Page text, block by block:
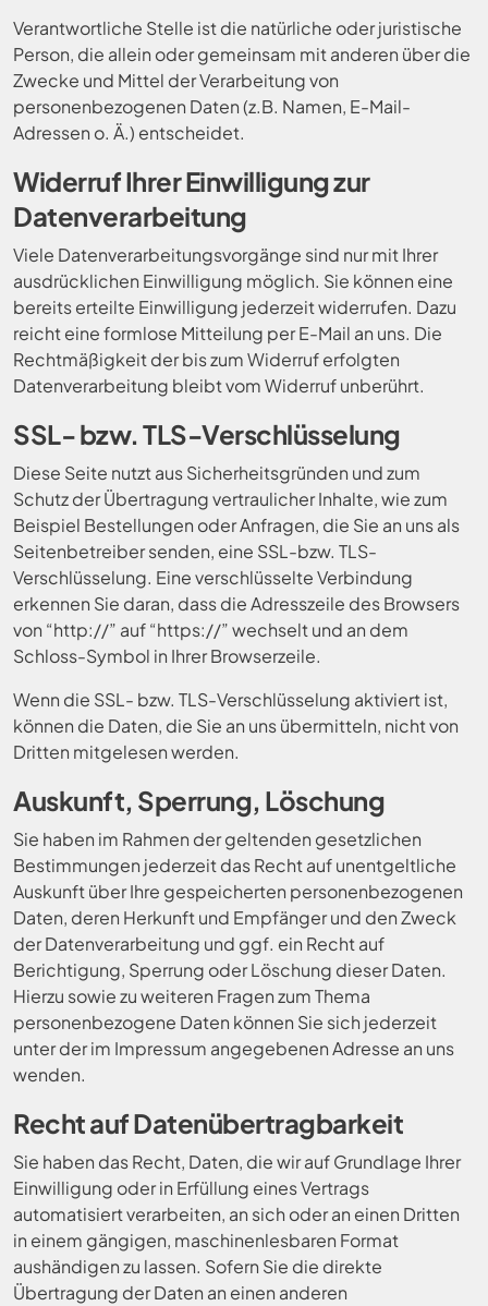
Verantwortliche Stelle ist die natürliche oder juristische
Person, die allein oder gemeinsam mit anderen über die
Zwecke und Mittel der Verarbeitung von
personenbezogenen Daten (z.B. Namen, E-Mail-
Adressen o. Ä.) entscheidet.
Widerruf Ihrer Einwilligung zur
Datenverarbeitung
Viele Datenverarbeitungsvorgänge sind nur mit Ihrer
ausdrücklichen Einwilligung möglich. Sie können eine
bereits erteilte Einwilligung jederzeit widerrufen. Dazu
reicht eine formlose Mitteilung per E-Mail an uns. Die
Rechtmäßigkeit der bis zum Widerruf erfolgten
Datenverarbeitung bleibt vom Widerruf unberührt.
SSL- bzw. TLS-Verschlüsselung
Diese Seite nutzt aus Sicherheitsgründen und zum
Schutz der Übertragung vertraulicher Inhalte, wie zum
Beispiel Bestellungen oder Anfragen, die Sie an uns als
Seitenbetreiber senden, eine SSL-bzw. TLS-
Verschlüsselung. Eine verschlüsselte Verbindung
erkennen Sie daran, dass die Adresszeile des Browsers
von “http://” auf “https://” wechselt und an dem
Schloss-Symbol in Ihrer Browserzeile.
Wenn die SSL- bzw. TLS-Verschlüsselung aktiviert ist,
können die Daten, die Sie an uns übermitteln, nicht von
Dritten mitgelesen werden.
Auskunft, Sperrung, Löschung
Sie haben im Rahmen der geltenden gesetzlichen
Bestimmungen jederzeit das Recht auf unentgeltliche
Auskunft über Ihre gespeicherten personenbezogenen
Daten, deren Herkunft und Empfänger und den Zweck
der Datenverarbeitung und ggf. ein Recht auf
Berichtigung, Sperrung oder Löschung dieser Daten.
Hierzu sowie zu weiteren Fragen zum Thema
personenbezogene Daten können Sie sich jederzeit
unter der im Impressum angegebenen Adresse an uns
wenden.
Recht auf Datenübertragbarkeit
Sie haben das Recht, Daten, die wir auf Grundlage Ihrer
Einwilligung oder in Erfüllung eines Vertrags
automatisiert verarbeiten, an sich oder an einen Dritten
in einem gängigen, maschinenlesbaren Format
aushändigen zu lassen. Sofern Sie die direkte
Übertragung der Daten an einen anderen